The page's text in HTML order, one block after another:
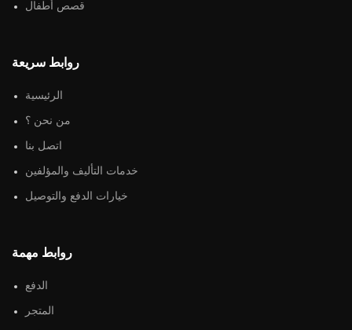
قصص أطفال
روابط سريعة
الرئيسية
من نحن ؟
اتصل بنا
خدمات التأليف والمؤلفين
خيارات الدفع والتوصيل
روابط مهمة
الدفع
المتجر